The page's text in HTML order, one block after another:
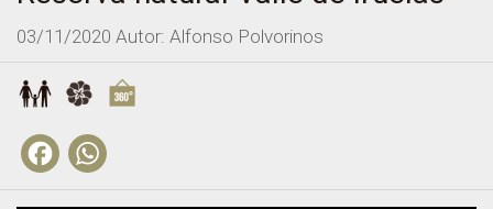
03/11/2020 Autor: Alfonso Polvorinos
Facebook